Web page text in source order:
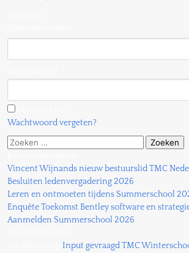
Award
Wachtwoord vergeten?
Zoeken
Vincent Wijnands nieuw bestuurslid TMC
Besluiten ledenvergadering 2026
Leren en ontmoeten tijdens Summerschool
Enquête Toekomst Bentley software en
Aanmelden Summerschool 2026
Input gevraagd TMC